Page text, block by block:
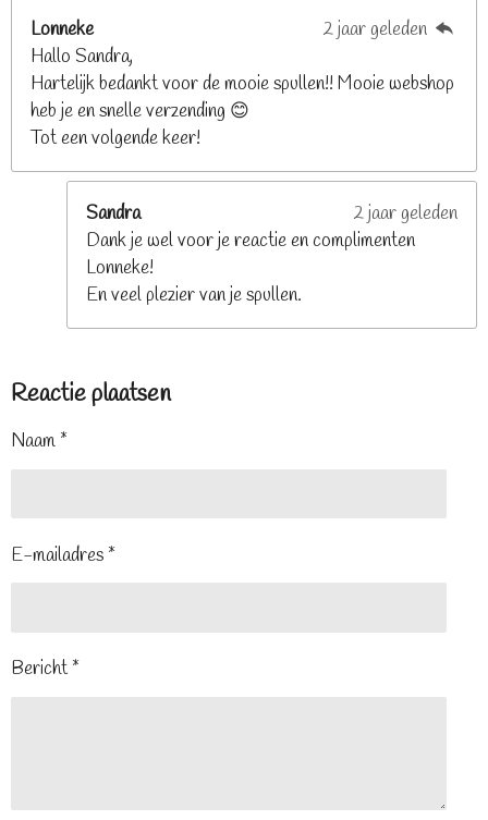
Lonneke
2 jaar geleden
Hallo Sandra,
Hartelijk bedankt voor de mooie spullen!! Mooie webshop
heb je en snelle verzending 😊
Tot een volgende keer!
Sandra
2 jaar geleden
Dank je wel voor je reactie en complimenten
Lonneke!
En veel plezier van je spullen.
Reactie plaatsen
Naam *
E-mailadres *
Bericht *